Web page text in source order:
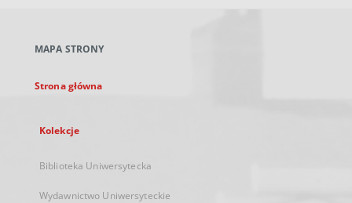
karcie
MAPA STRONY
Strona główna
Kolekcje
Biblioteka Uniwersytecka
Wydawnictwo Uniwersyteckie